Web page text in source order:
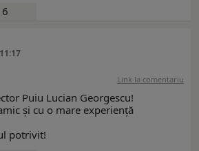
6
Link la comentariu
Puiu Lucian Georgescu!
și cu o mare experiență
potrivit!